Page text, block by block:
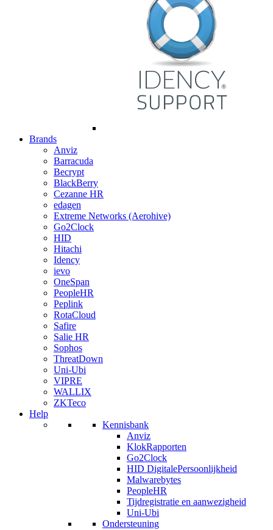
Brands
Anviz
Barracuda
Becrypt
BlackBerry
Cezanne HR
edagen
Extreme Networks (Aerohive)
Go2Clock
HID
Hitachi
Idency
ievo
OneSpan
PeopleHR
Peplink
RotaCloud
Safire
Salie HR
Sophos
ThreatDown
Uni-Ubi
VIPRE
WALLIX
ZKTeco
Help
Kennisbank
Anviz
KlokRapporten
Go2Clock
HID DigitalePersoonlijkheid
Malwarebytes
PeopleHR
Tijdregistratie en aanwezigheid
Uni-Ubi
Ondersteuning